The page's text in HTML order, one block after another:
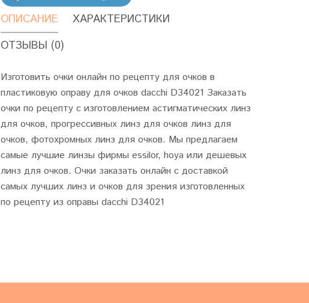
ОПИСАНИЕ
ХАРАКТЕРИСТИКИ
ОТЗЫВЫ (0)
Изготовить очки онлайн по рецепту для очков в
пластиковую оправу для очков dacchi D34021 Заказать
очки по рецепту с изготовлением астигматических линз
для очков, прогрессивных линз для очков линз для
очков, фотохромных линз для очков. Мы предлагаем
самые лучшие линзы фирмы essilor, hoya или дешевых
линз для очков. Очки заказать онлайн с доставкой
самых лучших линз и очков для зрения изготовленных
по рецепту из оправы dacchi D34021